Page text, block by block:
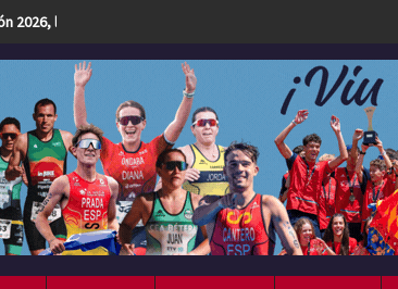
la más numerosa hasta la fecha